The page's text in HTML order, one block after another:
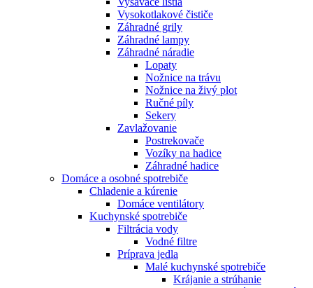
Vysokotlakové čističe
Záhradné grily
Záhradné lampy
Záhradné náradie
Lopaty
Nožnice na trávu
Nožnice na živý plot
Ručné píly
Sekery
Zavlažovanie
Postrekovače
Vozíky na hadice
Záhradné hadice
Domáce a osobné spotrebiče
Chladenie a kúrenie
Domáce ventilátory
Kuchynské spotrebiče
Filtrácia vody
Vodné filtre
Príprava jedla
Malé kuchynské spotrebiče
Krájanie a strúhanie